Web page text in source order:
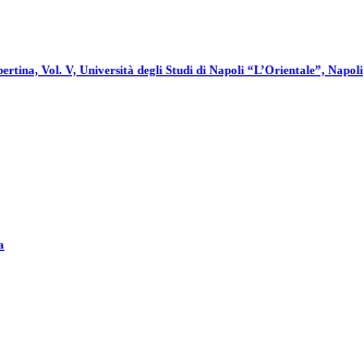
Vol. V, Università degli Studi di Napoli “L’Orientale”, Napoli